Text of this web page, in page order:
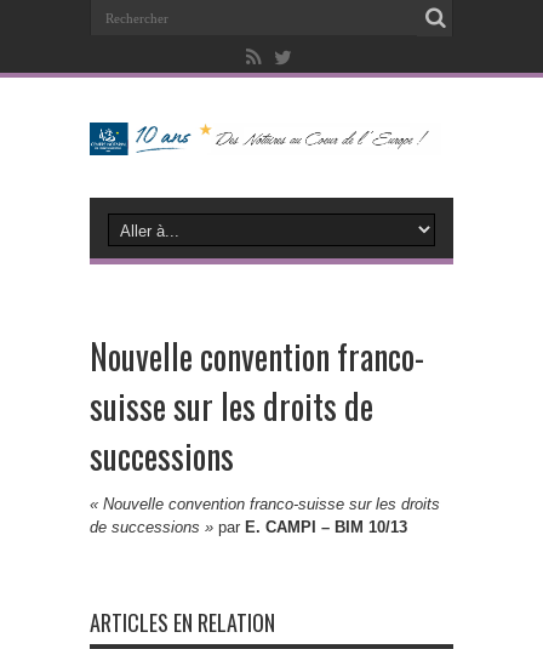
Nouvelle convention franco-
suisse sur les droits de
successions
« Nouvelle convention franco-suisse sur les droits
de successions » par E. CAMPI – BIM 10/13
ARTICLES EN RELATION